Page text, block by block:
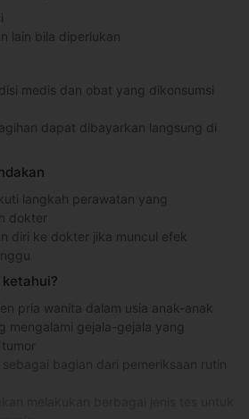
lain bila diperlukan
medis dan obat yang dikonsumsi
dapat dibayarkan langsung di
langkah perawatan yang
dokter
diri ke dokter jika muncul efek
pria wanita dalam usia anak-anak
mengalami gejala-gejala yang
bagian dari pemeriksaan rutin